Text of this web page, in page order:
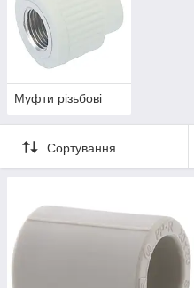
Муфти різьбові
Сортування